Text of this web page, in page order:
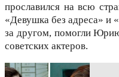
прославился на всю
«Девушка без адреса» и
за другом, помогли
советских актеров.